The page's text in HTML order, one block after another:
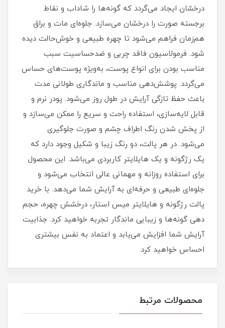
درخشان ایجاد می‌گردد که گونه‌ها را شاداب و نقاط
برجسته صورت را درخشان می‌سازد. جلوه‌ای مات و براق
هم‌زمان فراهم می‌شود تا چهره طبیعی و خوش‌حالت دیده
شود. فرمولاسیون فاقد چربی و ضدحساسیت سبب
مناسب بودن برای انواع پوست، به‌ویژه پوست‌های حساس
می‌گردد. پوشش‌دهی مناسب و ماندگاری طولانی‌ مدت
باعث حفظ تازگی آرایش در طول روز می‌شود. پودر نرم و
قابل‌ لایه‌سازی، استفاده راحت و سریع را ممکن می‌سازد و
از پخش شدن رنگ اطراف چشم و صورت جلوگیری
می‌شود. در هر پالت، دو رنگ زیبا و شکیل وجود دارد که
یک رژگونه و یک هایلایتر کاربردی می‌باشد. این محصول
برای استفاده روزانه و مهمانی عالی انتخاب می‌شود و
جلوه‌ای طبیعی و حرفه‌ای به آرایش شما می‌دهد. با خرید
پالت رژگونه و هایلایتر میس استار، درخشش چهره، حجم‌
دهی گونه‌ها و زیبایی ماندگار تجربه خواهید کرد. جذابیت
آرایش شما افزایش می‌یابد و اعتماد به‌ نفس بیشتری
احساس خواهید کرد.
محصولات مرتبط